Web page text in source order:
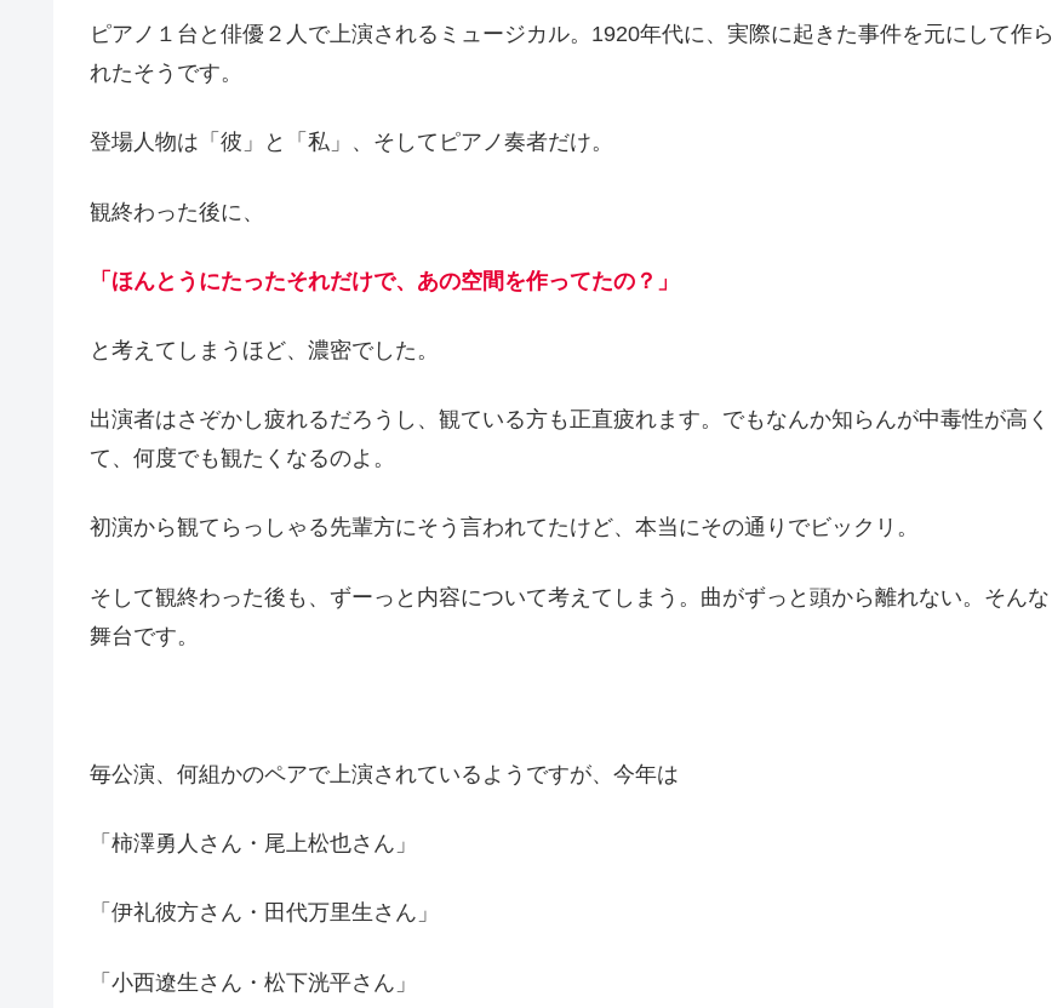
ピアノ１台と俳優２人で上演されるミュージカル。1920年代に、実際に起きた事件を元にして作ら
れたそうです。
登場人物は「彼」と「私」、そしてピアノ奏者だけ。
観終わった後に、
「ほんとうにたったそれだけで、あの空間を作ってたの？」
と考えてしまうほど、濃密でした。
出演者はさぞかし疲れるだろうし、観ている方も正直疲れます。でもなんか知らんが中毒性が高く
て、何度でも観たくなるのよ。
初演から観てらっしゃる先輩方にそう言われてたけど、本当にその通りでビックリ。
そして観終わった後も、ずーっと内容について考えてしまう。曲がずっと頭から離れない。そんな
舞台です。
毎公演、何組かのペアで上演されているようですが、今年は
「柿澤勇人さん・尾上松也さん」
「伊礼彼方さん・田代万里生さん」
「小西遼生さん・松下洸平さん」